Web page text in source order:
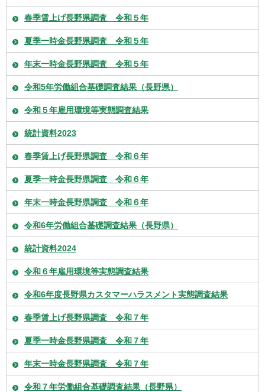
春季賃上げ長野県調査 令和５年
夏季一時金長野県調査 令和５年
年末一時金長野県調査 令和５年
令和5年労働組合基礎調査結果（長野県）
令和５年雇用環境等実態調査結果
統計資料2023
春季賃上げ長野県調査 令和６年
夏季一時金長野県調査 令和６年
年末一時金長野県調査 令和６年
令和6年労働組合基礎調査結果（長野県）
統計資料2024
令和６年雇用環境等実態調査結果
令和6年度長野県カスタマーハラスメント実態調査結果
春季賃上げ長野県調査 令和７年
夏季一時金長野県調査 令和７年
年末一時金長野県調査 令和７年
令和７年労働組合基礎調査結果（長野県）